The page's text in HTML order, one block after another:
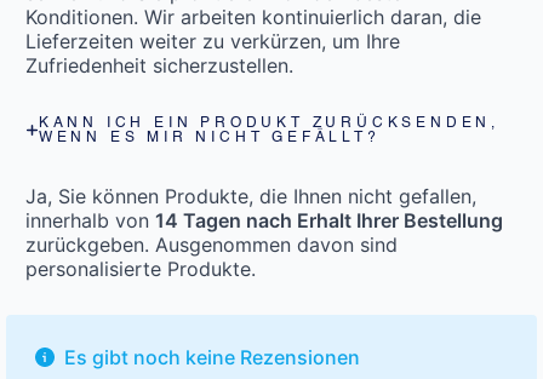
Konditionen. Wir arbeiten kontinuierlich daran, die
Lieferzeiten weiter zu verkürzen, um Ihre
Zufriedenheit sicherzustellen.
KANN ICH EIN PRODUKT ZURÜCKSENDEN,
WENN ES MIR NICHT GEFÄLLT?
Ja, Sie können Produkte, die Ihnen nicht gefallen,
innerhalb von 14 Tagen nach Erhalt Ihrer Bestellung
zurückgeben. Ausgenommen davon sind
personalisierte Produkte.
Es gibt noch keine Rezensionen